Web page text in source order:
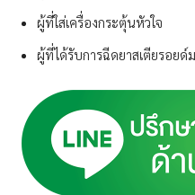
ผู้ที่ใส่เครื่องกระตุ้นหัวใจ
ผู้ที่ได้รับการฉีดยาสเตียรอยด์